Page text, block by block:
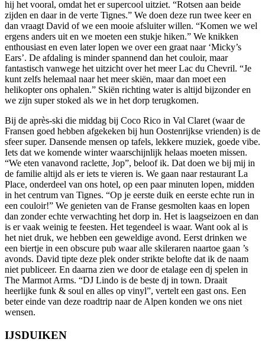
hij het vooral, omdat het er supercool uitziet. “Rotsen aan beide
zijden en daar in de verte Tignes.” We doen deze run twee keer en
dan vraagt David of we een mooie afsluiter willen. “Komen we wel
ergens anders uit en we moeten een stukje hiken.” We knikken
enthousiast en even later lopen we over een graat naar ‘Micky’s
Ears’. De afdaling is minder spannend dan het couloir, maar
fantastisch vanwege het uitzicht over het meer Lac du Chevril. “Je
kunt zelfs helemaal naar het meer skiën, maar dan moet een
helikopter ons ophalen.” Skiën richting water is altijd bijzonder en
we zijn super stoked als we in het dorp terugkomen.
Bij de après-ski die middag bij Coco Rico in Val Claret (waar de
Fransen goed hebben afgekeken bij hun Oostenrijkse vrienden) is de
sfeer super. Dansende mensen op tafels, lekkere muziek, goede vibe.
Iets dat we komende winter waarschijnlijk helaas moeten missen.
“We eten vanavond raclette, Jop”, beloof ik. Dat doen we bij mij in
de familie altijd als er iets te vieren is. We gaan naar restaurant La
Place, onderdeel van ons hotel, op een paar minuten lopen, midden
in het centrum van Tignes. “Op je eerste duik en eerste echte run in
een couloir!” We genieten van de Franse gesmolten kaas en lopen
dan zonder echte verwachting het dorp in. Het is laagseizoen en dan
is er vaak weinig te feesten. Het tegendeel is waar. Want ook al is
het niet druk, we hebben een geweldige avond. Eerst drinken we
een biertje in een obscure pub waar alle skileraren naartoe gaan ’s
avonds. David tipte deze plek onder strikte belofte dat ik de naam
niet publiceer. En daarna zien we door de etalage een dj spelen in
The Marmot Arms. “DJ Lindo is de beste dj in town. Draait
heerlijke funk & soul en alles op vinyl”, vertelt een gast ons. Een
beter einde van deze roadtrip naar de Alpen konden we ons niet
wensen.
IJSDUIKEN